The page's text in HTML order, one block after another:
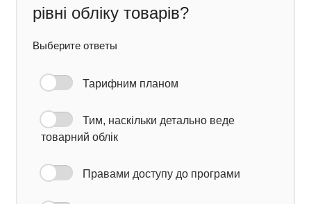
рівні обліку товарів?
Выберите ответы
Тарифним планом
Тим, наскільки детально веде
товарний облік
Правами доступу до програми